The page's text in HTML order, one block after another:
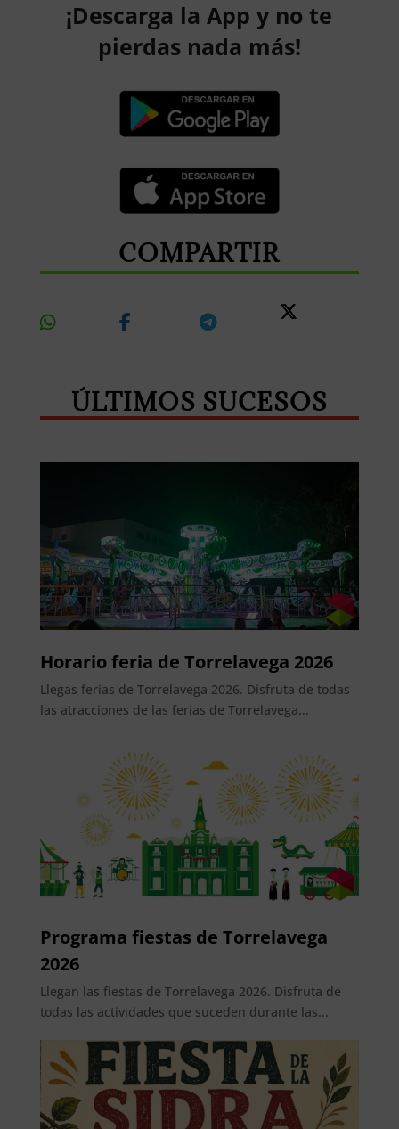
¡Descarga la App y no te
pierdas nada más!
COMPARTIR
ÚLTIMOS SUCESOS
Horario feria de Torrelavega 2026
Llegas ferias de Torrelavega 2026. Disfruta de todas
las atracciones de las ferias de Torrelavega...
Programa fiestas de Torrelavega
2026
Llegan las fiestas de Torrelavega 2026. Disfruta de
todas las actividades que suceden durante las...